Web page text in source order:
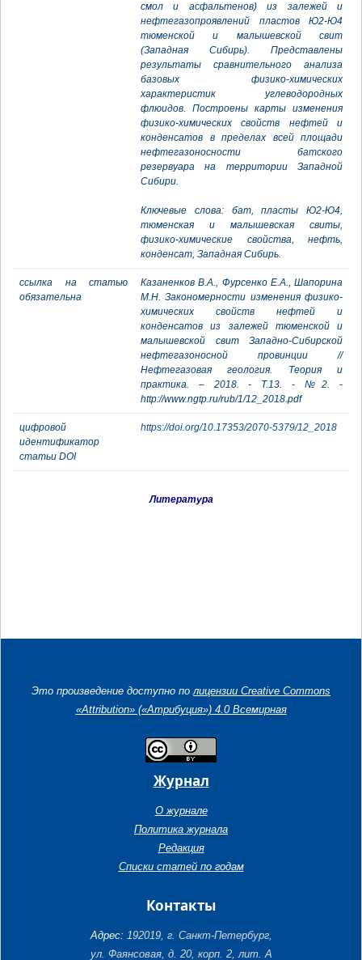
смол и асфальтенов) из залежей и
нефтегазопроявлений пластов Ю2-Ю4
тюменской и малышевской свит
(Западная Сибирь). Представлены
результаты сравнительного анализа
базовых физико-химических
характеристик углеводородных
флюидов. Построены карты изменения
физико-химических свойств нефтей и
конденсатов в пределах всей площади
нефтегазоносности батского
резервуара на территории Западной
Сибири.
Ключевые слова: бат, пласты Ю2-Ю4,
тюменская и малышевская свиты,
физико-химические свойства, нефть,
конденсат, Западная Сибирь.
ссылка на статью
обязательна
Казаненков В.А., Фурсенко Е.А., Шапорина
М.Н. Закономерности изменения физико-
химических свойств нефтей и
конденсатов из залежей тюменской и
малышевской свит Западно-Сибирской
нефтегазоносной провинции //
Нефтегазовая геология. Теория и
практика. – 2018. - Т.13. - №2. -
http://www.ngtp.ru/rub/1/12_2018.pdf
цифровой
идентификатор
статьи DOI
https://doi.org/10.17353/2070-5379/12_2018
Литература
Это произведение доступно полицензии Creative Commons
«Attribution» («Атрибуция») 4.0 Всемирная
Журнал
О журнале
Политика журнала
Редакция
Списки статей по годам
Контакты
Адрес: 192019, г. Санкт-Петербург,
ул. Фаянсовая, д. 20, корп. 2, лит. А